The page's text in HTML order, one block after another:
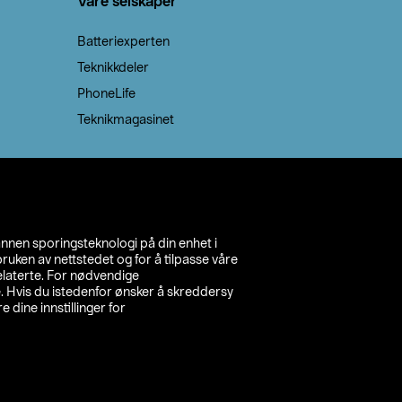
sporingsteknologi på din enhet i
av nettstedet og for å tilpasse våre
For nødvendige
Hvis du istedenfor ønsker å skreddersy
dine innstillinger for
Batteriexperten
Teknikkdeler
PhoneLife
Teknikmagasinet